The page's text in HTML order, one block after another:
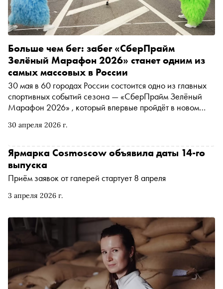
30 апреля 2026 г.
Больше чем бег: забег «СберПрайм
Зелёный Марафон 2026» станет одним из
самых массовых в России
30 мая в 60 городах России состоится одно из главных
спортивных событий сезона — «СберПрайм Зелёный
Марафон 2026» , который впервые пройдёт в новом
разбирается, как этот марафон превратился в праздник
3 апреля 2026 г.
Ярмарка Cosmoscow объявила даты 14-го
выпуска
Приём заявок от галерей стартует 8 апреля